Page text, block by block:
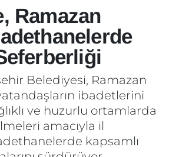
Ramazan
Belediyesi, Ramazan
ibadetlerini
ve huzurlu ortamlarda
amacıyla il
kapsamlı